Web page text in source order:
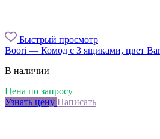
Быстрый просмотр
Boori — Комод с 3 ящиками, цвет
В наличии
Цена по запросу
Узнать цену Написать